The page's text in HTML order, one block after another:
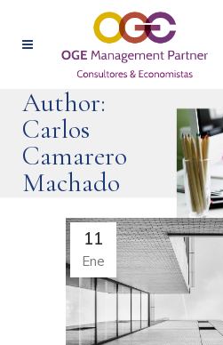
Author:
Carlos
Camarero
Machado
11
Ene